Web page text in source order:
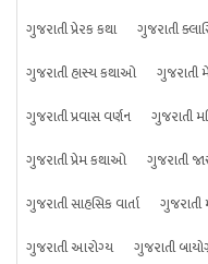
ગુજરાતી પ્રેરક કથા
ગુજરાતી
ગુજરાતી હાસ્ય કથાઓ
ગુજરાતી
ગુજરાતી પ્રવાસ વર્ણન
ગુજરાતી
ગુજરાતી પ્રેમ કથાઓ
ગુજરાતી
ગુજરાતી સાહસિક વાર્તા
ગુજરાતી
ગુજરાતી આરોગ્ય
ગુજરાતી